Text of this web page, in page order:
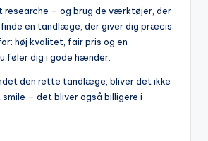
researche – og brug de værktøjer, der
finde en tandlæge, der giver dig præcis
høj kvalitet, fair pris og en
føler dig i gode hænder.
den rette tandlæge, bliver det ikke
smile – det bliver også billigere i